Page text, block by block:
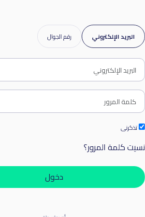
البريد الإلكتروني رقم الجوال
تذكرنى
نسيت كلمة المرور؟
دخول